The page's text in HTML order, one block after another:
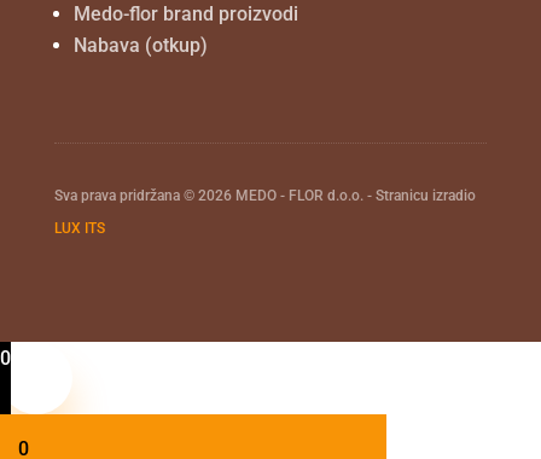
Medo-flor brand proizvodi
Nabava (otkup)
Sva prava pridržana © 2026 MEDO - FLOR d.o.o. - Stranicu izradio
LUX ITS
0
0